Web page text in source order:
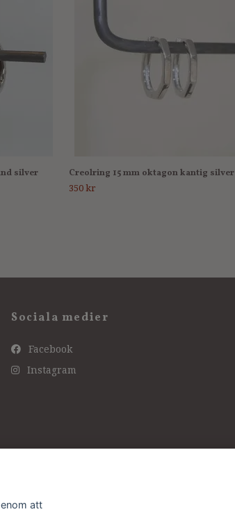
silver Creolring 15 mm oktagon kantig silver
350 kr
Sociala medier
Facebook
Instagram
att